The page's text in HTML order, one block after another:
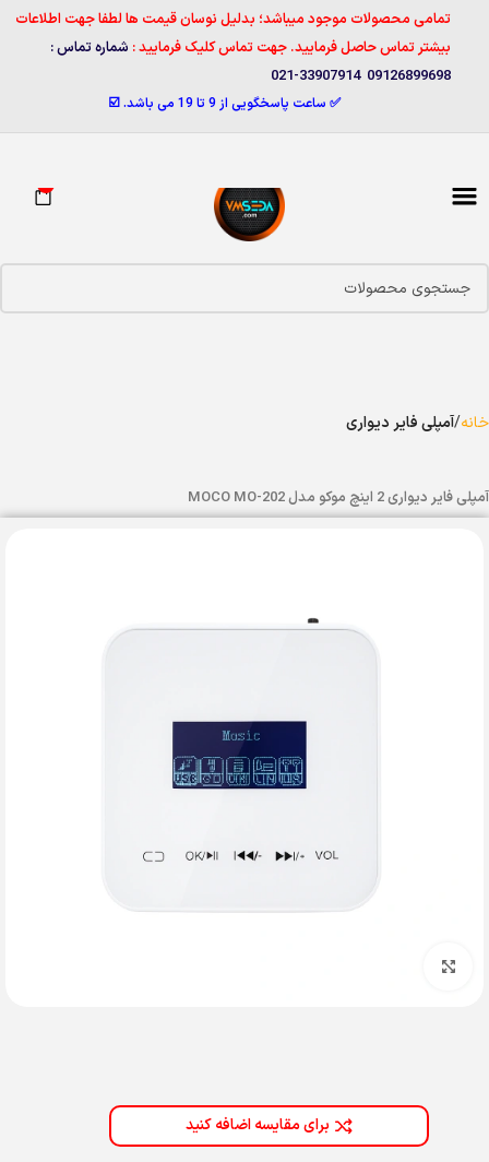
تمامی محصولات موجود میباشد؛ بدلیل نوسان قیمت ها لطفا جهت اطلاعات
بیشتر تماس حاصل فرمایید. جهت تماس کلیک فرمایید : شماره تماس :
09126899698 33907914-021
✅ ساعت پاسخگویی از 9 تا 19 می باشد. ☑️
0
خانه آمپلی فایر دیواری
آمپلی فایر دیواری 2 اینچ موکو مدل MOCO MO-202
برای مقایسه اضافه کنید